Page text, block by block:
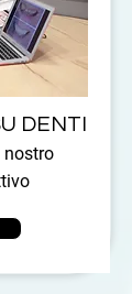
DENTI
nostro